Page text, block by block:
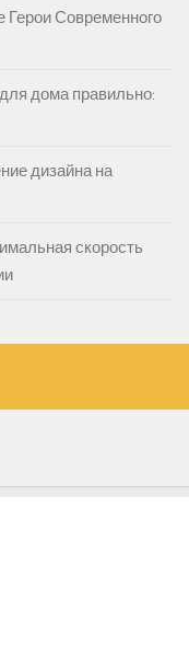
Современного
дома правильно:
дизайна на
скорость